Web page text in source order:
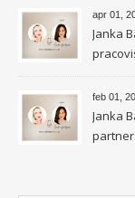
apr 01,
Janka
feb 01,
Janka